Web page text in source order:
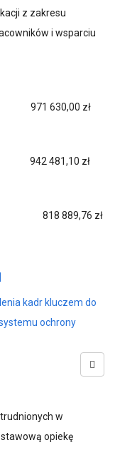
z zakresu
i wsparciu
zł
zł
889,76 zł
kadr kluczem do
ochrony
w
opiekę